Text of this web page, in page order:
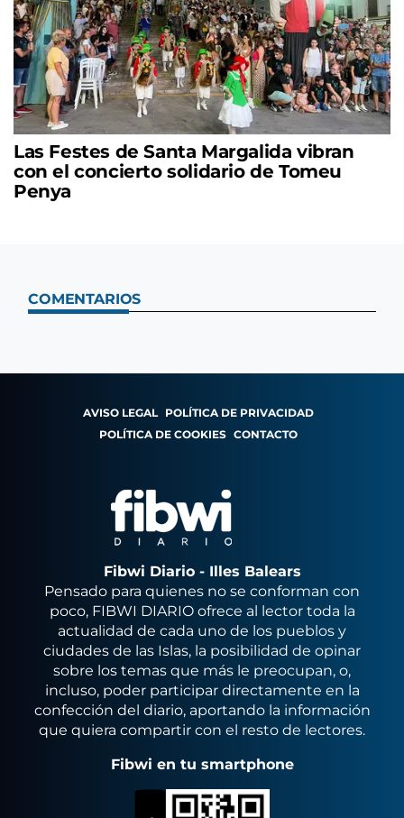
Las Festes de Santa Margalida vibran
con el concierto solidario de Tomeu
Penya
COMENTARIOS
AVISO LEGAL POLÍTICA DE PRIVACIDAD
POLÍTICA DE COOKIES CONTACTO
Fibwi Diario - Illes Balears
Pensado para quienes no se conforman con
poco, FIBWI DIARIO ofrece al lector toda la
actualidad de cada uno de los pueblos y
ciudades de las Islas, la posibilidad de opinar
sobre los temas que más le preocupan, o,
incluso, poder participar directamente en la
confección del diario, aportando la información
que quiera compartir con el resto de lectores.
Fibwi en tu smartphone